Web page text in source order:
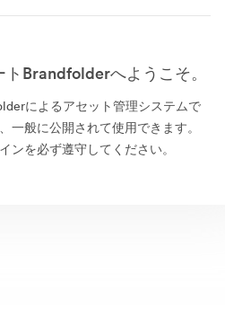
Brandfolderへようこそ。
によるアセット管理システムで
一般に公開されて使用できます。
ンを必ず遵守してください。